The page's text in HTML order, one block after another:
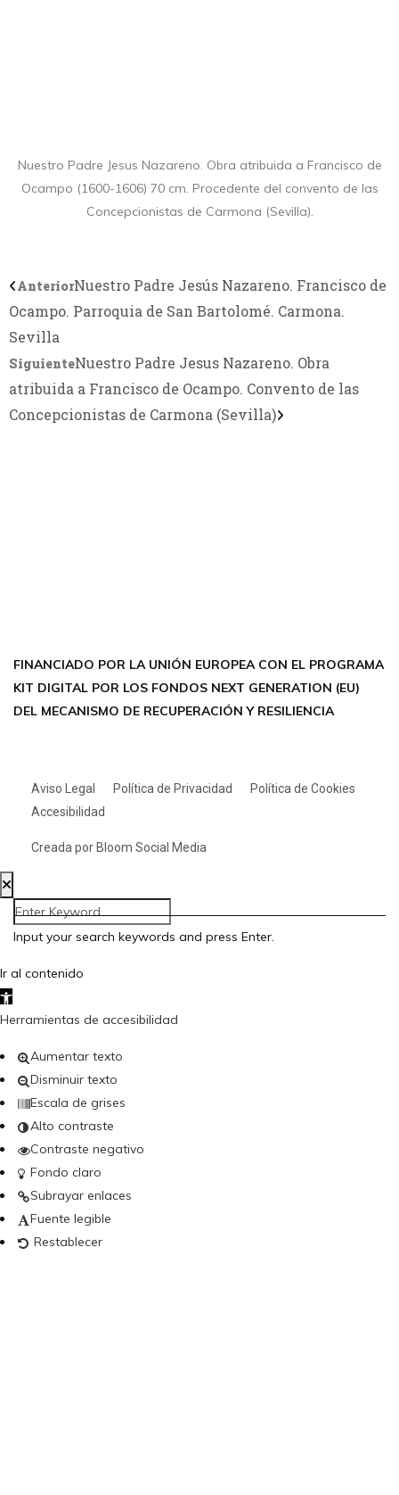
Nuestro Padre Jesus Nazareno. Obra atribuida a Francisco de
Ocampo (1600-1606) 70 cm. Procedente del convento de las
Concepcionistas de Carmona (Sevilla).
AnteriorNuestro Padre Jesús Nazareno. Francisco de
Ocampo. Parroquia de San Bartolomé. Carmona.
Sevilla
SiguienteNuestro Padre Jesus Nazareno. Obra
atribuida a Francisco de Ocampo. Convento de las
Concepcionistas de Carmona (Sevilla)
FINANCIADO POR LA UNIÓN EUROPEA CON EL PROGRAMA
KIT DIGITAL POR LOS FONDOS NEXT GENERATION (EU)
DEL MECANISMO DE RECUPERACIÓN Y RESILIENCIA
Creada por Bloom Social Media
Aviso Legal Política de Privacidad
Política de Cookies
Accesibilidad
Input your search keywords and press Enter.
Ir al contenido
Abrir barra de herramientas
Herramientas de accesibilidad
Aumentar texto
Disminuir texto
Escala de grises
Alto contraste
Contraste negativo
Fondo claro
Subrayar enlaces
Fuente legible
Restablecer